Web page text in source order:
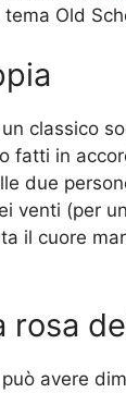
Old
classico
fatti in
due
venti (per
il cuore
rosa
avere